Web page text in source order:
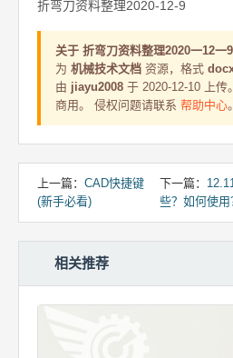
折弯刀资料整理2020-12-9
关于 折弯刀资料整理2020一12一9
为 机械技术文档 资源，格式
由 jiayu2008 于 2020-12-10 上传
商用。 侵权问题请联系 帮助中心。
上一篇： CAD快捷键
(新手必看)
下一篇：
些？如何使用
相关推荐